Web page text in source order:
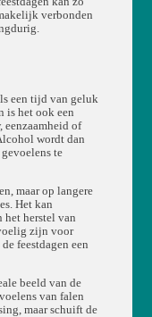
verbonden
een tijd van geluk
is het ook een
eenzaamheid of
wordt dan
te
maar op langere
Het kan
het herstel van
zijn voor
feestdagen een
beeld van de
van falen
maar schuift de